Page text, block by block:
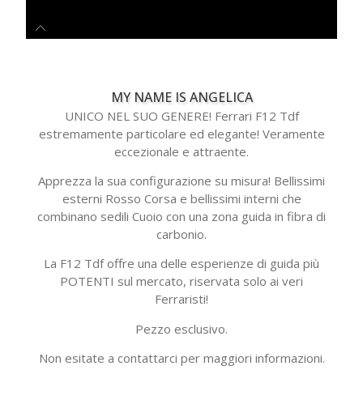
MY NAME IS ANGELICA
UNICO NEL SUO GENERE! Ferrari F12 Tdf
estremamente particolare ed elegante! Veramente
eccezionale e attraente.
Apprezza la sua configurazione su misura! Bellissimi
esterni Rosso Corsa e bellissimi interni che
combinano sedili Cuoio con una zona guida in fibra di
carbonio.
La F12 Tdf offre una delle esperienze di guida più
POTENTI sul mercato, riservata solo ai veri
Ferraristi!
Pezzo esclusivo.
Non esitate a contattarci per maggiori informazioni.